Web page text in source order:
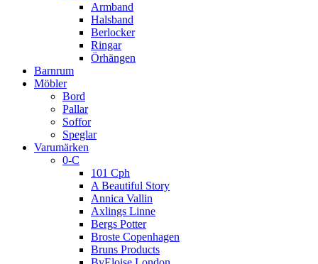
Armband
Halsband
Berlocker
Ringar
Örhängen
Barnrum
Möbler
Bord
Pallar
Soffor
Speglar
Varumärken
0-C
101 Cph
A Beautiful Story
Annica Vallin
Axlings Linne
Bergs Potter
Broste Copenhagen
Bruns Products